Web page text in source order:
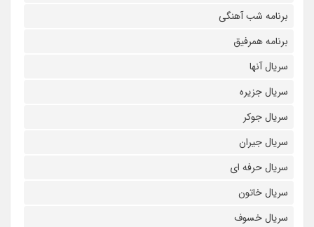
برنامه شب آهنگی
برنامه همرفیق
سریال آنها
سریال جزیره
سریال جوکر
سریال جیران
سریال حرفه ای
سریال خاتون
سریال خسوف